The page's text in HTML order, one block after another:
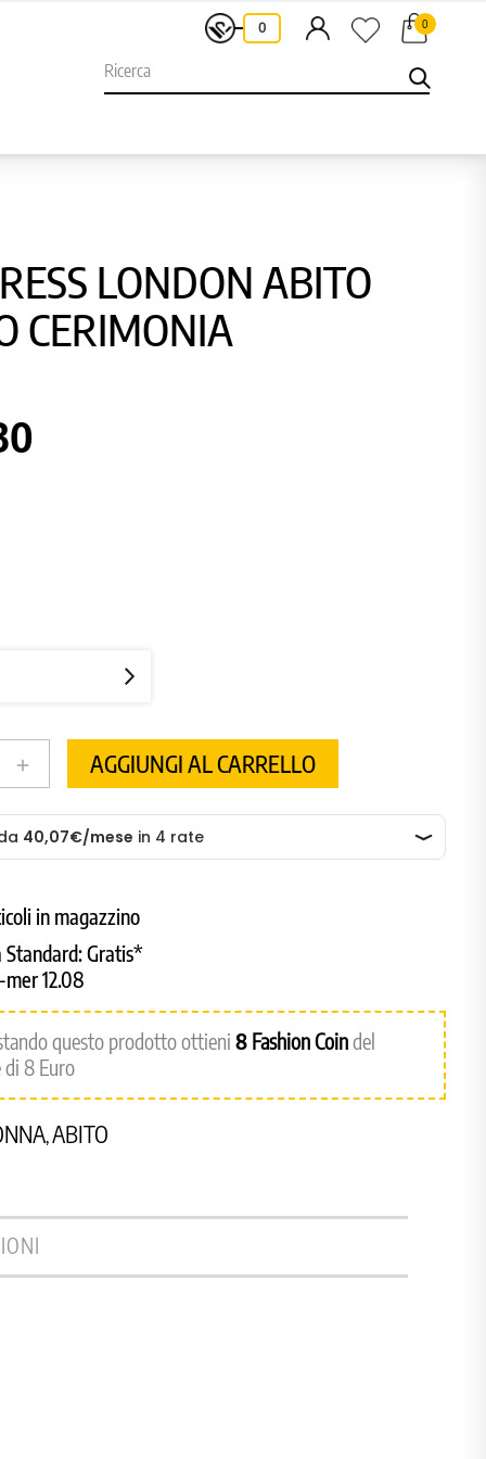
- 0 0
LONDON ABITO
CERIMONIA
add AGGIUNGI AL CARRELLO
in magazzino
Standard:Gratis*
mer 12.08
questo prodotto ottieni8 Fashion Coindel
di 8 Euro
,ABITO